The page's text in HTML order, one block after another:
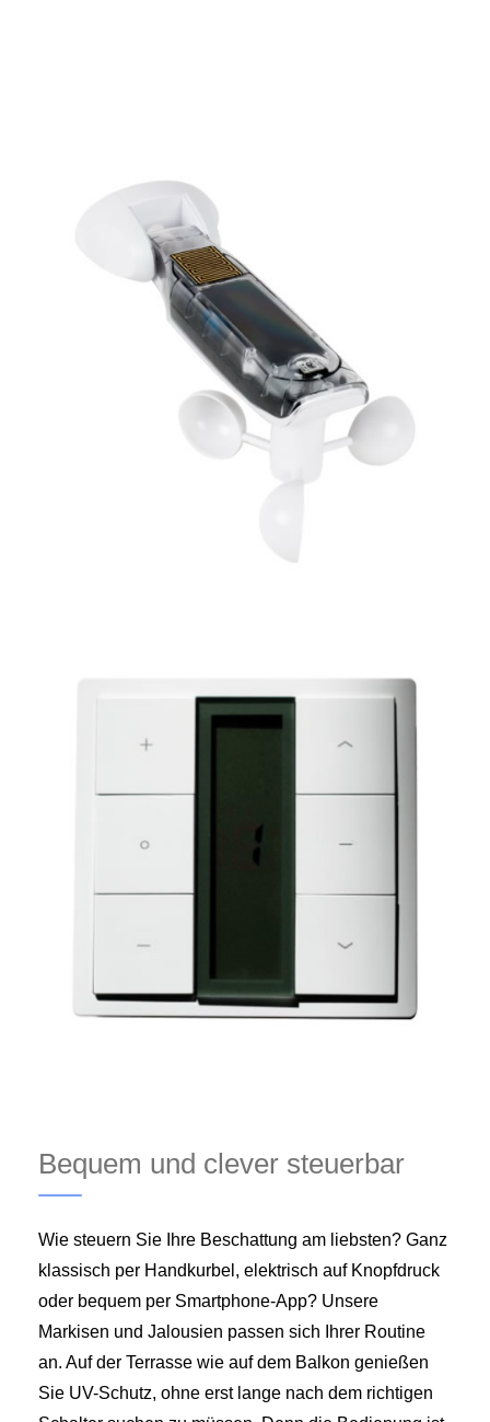
Bequem und clever steuerbar
Wie steuern Sie Ihre Beschattung am liebsten? Ganz
klassisch per Handkurbel, elektrisch auf Knopfdruck
oder bequem per Smartphone-App? Unsere
Markisen und Jalousien passen sich Ihrer Routine
an. Auf der Terrasse wie auf dem Balkon genießen
Sie UV-Schutz, ohne erst lange nach dem richtigen